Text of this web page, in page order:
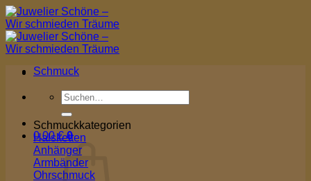
Zum
Inhalt
springen
Suchen
nach:
0,00€ 0
Schmuck
Schmuckkategorien
Halsketten
Anhänger
Armbänder
Ohrschmuck